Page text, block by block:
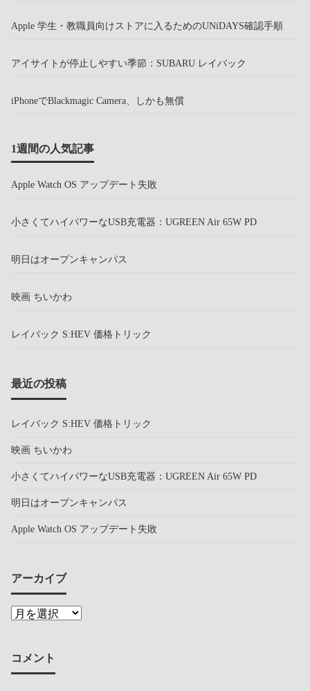
Apple 学生・教職員向けストアに入るためのUNiDAYS確認手順
アイサイトが停止しやすい季節：SUBARU レイバック
iPhoneでBlackmagic Camera、しかも無償
1週間の人気記事
Apple Watch OS アップデート失敗
小さくてハイパワーなUSB充電器：UGREEN Air 65W PD
明日はオープンキャンパス
映画 ちいかわ
レイバック S:HEV 価格トリック
最近の投稿
レイバック S:HEV 価格トリック
映画 ちいかわ
小さくてハイパワーなUSB充電器：UGREEN Air 65W PD
明日はオープンキャンパス
Apple Watch OS アップデート失敗
アーカイブ
コメント